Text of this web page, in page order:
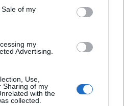
of my
my
Advertising.
Use,
Sharing of my
with the
collected.